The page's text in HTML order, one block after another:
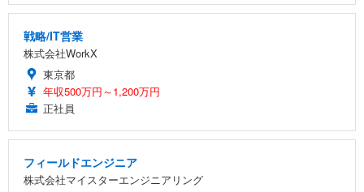
戦略/IT営業
株式会社WorkX
東京都
年収500万円～1,200万円
正社員
フィールドエンジニア
株式会社マイスターエンジニアリング